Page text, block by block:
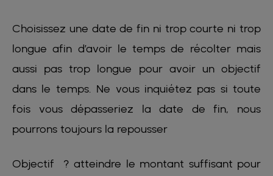
Choisissez une date de fin ni trop courte ni trop
longue afin d’avoir le temps de récolter mais
aussi pas trop longue pour avoir un objectif
dans le temps. Ne vous inquiétez pas si toute
fois vous dépasseriez la date de fin, nous
pourrons toujours la repousser
Objectif ? atteindre le montant suffisant pour